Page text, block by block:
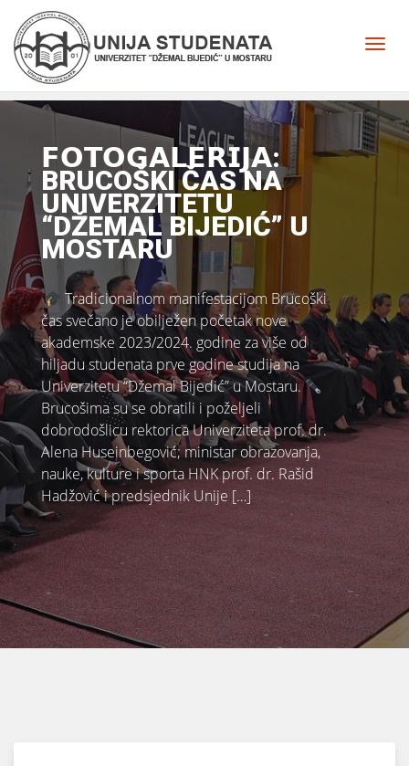
𝗙𝗢𝗧𝗢𝗚𝗔𝗟𝗘𝗥𝗜𝗝𝗔:
BRUCOŠKI ČAS NA
UNIVERZITETU
“DŽEMAL BIJEDIĆ” U
MOSTARU
Tradicionalnom manifestacijom Brucoški
čas svečano je obilježen početak nove
akademske 2023/2024. godine za više od
hiljadu studenata prve godine studija na
Univerzitetu “Džemal Bijedić” u Mostaru.
Brucošima su se obratili i poželjeli
dobrodošlicu rektorica Univerziteta prof. dr.
Alena Huseinbegović; ministar obrazovanja,
nauke, kulture i sporta HNK prof. dr. Rašid
Hadžović i predsjednik Unije […]